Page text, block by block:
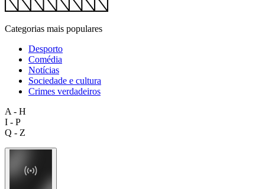
Categorias mais populares
Desporto
Comédia
Notícias
Sociedade e cultura
Crimes verdadeiros
A - H
I - P
Q - Z